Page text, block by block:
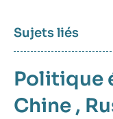
Sujets liés
Politique
Chine ,